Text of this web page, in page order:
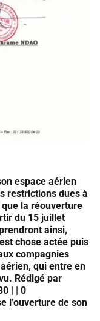
espace aérien
restrictions dues à
que la réouverture
du 15 juillet
ainsi,
chose actée puis
compagnies
qui entre en
Rédigé par
| | 0
l’ouverture de son